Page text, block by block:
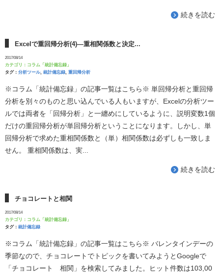
続きを読む
Excelで重回帰分析(4)―重相関係数と決定...
2017/08/14
カテゴリ： コラム「統計備忘録」
タグ： 分析ツール 統計備忘録 重回帰分析
※コラム「統計備忘録」の記事一覧はこちら※ 単回帰分析と重回帰
分析を別々のものと思い込んでいる人もいますが、Excelの分析ツー
ルでは両者を「回帰分析」と一纏めにしているように、説明変数1個
だけの重回帰分析が単回帰分析ということになります。しかし、単
回帰分析で求めた重相関係数と（単）相関係数は必ずしも一致しま
せん。 重相関係数は、実...
続きを読む
チョコレートと相関
2017/08/14
カテゴリ： コラム「統計備忘録」
タグ： 統計備忘録
※コラム「統計備忘録」の記事一覧はこちら※ バレンタインデーの
季節なので、チョコレートでトピックを書いてみようとGoogleで
「チョコレート 相関」を検索してみました。ヒット件数は103,00